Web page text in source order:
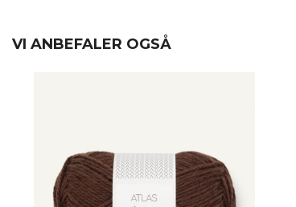
VI ANBEFALER OGSÅ